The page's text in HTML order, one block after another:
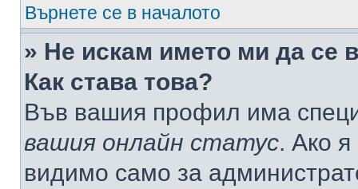
Върнете се в началото
» Не искам името ми да се
Как става това?
Във вашия профил има
вашия онлайн статус. Ако
видимо само за